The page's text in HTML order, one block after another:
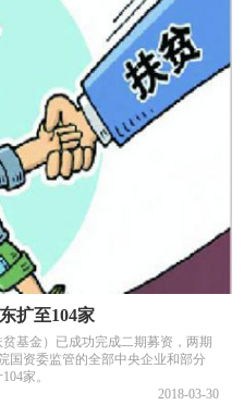
扩至104家
基金）已成功完成二期募资，两期
国资委监管的全部中央企业和部分
家。
2018-03-30